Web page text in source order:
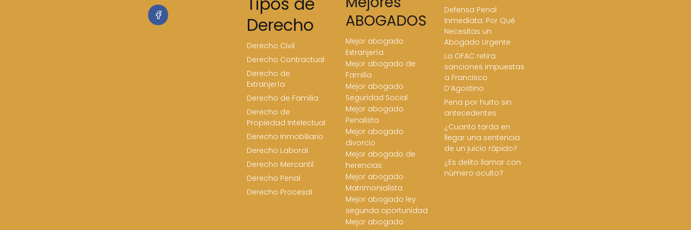
Derecho
Derecho Civil
Derecho Contractual
Derecho de
Extranjería
Derecho de Familia
Derecho de
Propiedad Intelectual
Derecho Inmobiliario
Derecho Laboral
Derecho Mercantil
Derecho Penal
Derecho Procesal
ABOGADOS
Mejor abogado
Extranjería
Mejor abogado de
Familia
Mejor abogado
Seguridad Social
Mejor abogado
Penalista
Mejor abogado
divorcio
Mejor abogado de
herencias
Mejor abogado
Matrimonialista
Mejor abogado ley
segunda oportunidad
Mejor abogado
Defensa Penal
Inmediata: Por Qué
Necesitas un
Abogado Urgente
La OFAC retira
sanciones impuestas
a Francisco
D’Agostino
Pena por hurto sin
antecedentes
¿Cuanto tarda en
llegar una sentencia
de un juicio rápido?
¿Es delito llamar con
número oculto?